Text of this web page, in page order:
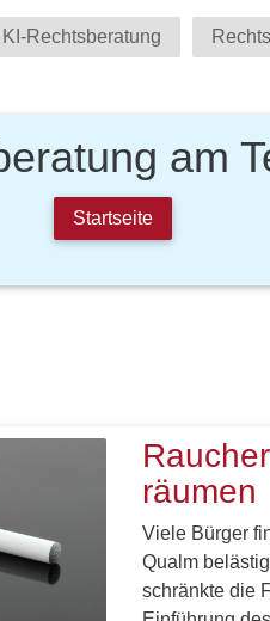
KI-Rechtsberatung
am
Startseite
räumen
Viele Bürger
Qualm
schränkte die